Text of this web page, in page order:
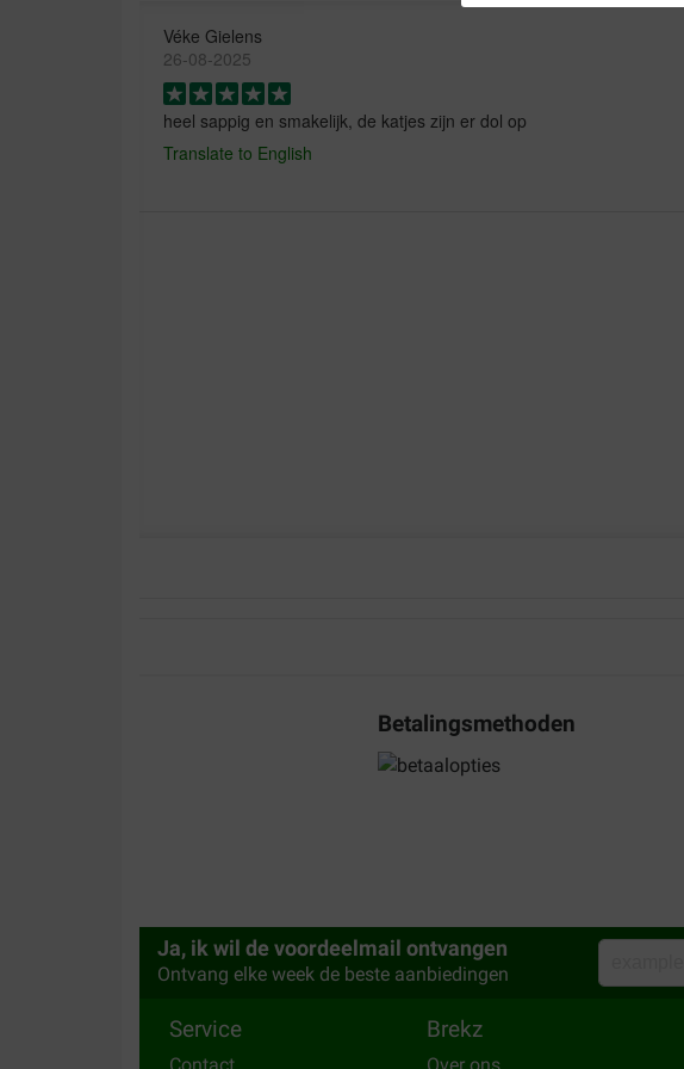
Véke Gielens
26-08-2025
heel sappig en smakelijk, de katjes zijn er dol op
Translate to English
Betalingsmethoden
Ja, ik wil de voordeelmail ontvangen
Ontvang elke week de beste aanbiedingen
Service Brekz